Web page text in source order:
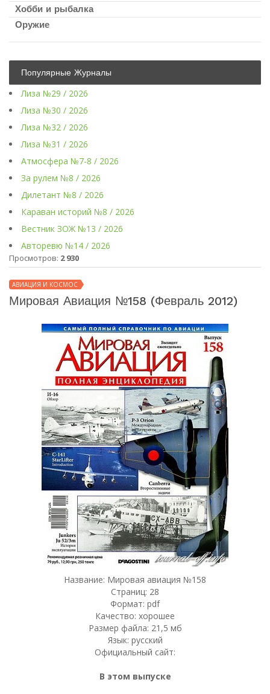
Хобби и рыбалка
Оружие
Популярные Журналы
Лиза №29 / 2026
Лиза №30 / 2026
Лиза №32 / 2026
Лиза №31 / 2026
Атмосфера №7-8 / 2026
За рулем №8 / 2026
Дилетант №8 / 2026
Караван историй №8 / 2026
Вестник ЗОЖ №13 / 2026
Авторевю №14 / 2026
Просмотров: 2 930
АВИАЦИЯ И КОСМОС
Мировая Авиация №158 (февраль 2012)
Название: Мировая авиация №158
Страниц: 28
Формат: pdf
Качество: хорошее
Размер файла: 21,5 мб
Язык: русский
Официальный сайт:
В этом выпуске